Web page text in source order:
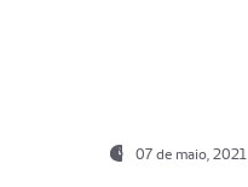
07 de maio, 2021